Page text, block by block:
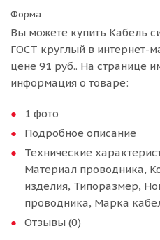
Форма
Вы можете купить Кабель
ГОСТ круглый в интернет-
цене 91 руб.. На странице
информация о товаре:
1 фото
Подробное описание
Технические
Материал проводника,
изделия, Типоразмер,
проводника, Марка
Отзывы (0)